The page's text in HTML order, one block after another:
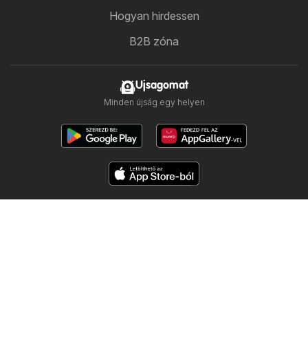
Hogyan hirdessen
B2B zóna
Ujsagomat
Minden újság egy helyen